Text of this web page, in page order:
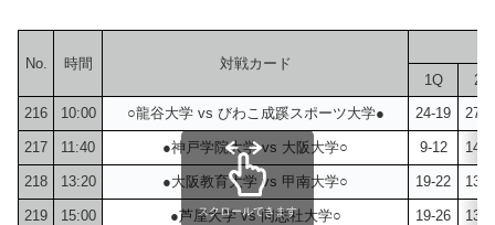
No. 時間
対戦カード
1Q
2Q
216
10:00 ○龍谷大学 vs びわこ成蹊スポーツ大学● 24-19 27-
217 11:40 ●神戸学院大学 vs 大阪大学○ 9-12 14-
218 13:20 ●大阪教育大学 vs 甲南大学○ 19-22 13-
219 15:00 ●芦屋大学 vs 同志社大学○ 19-26 13-
スクロールできます